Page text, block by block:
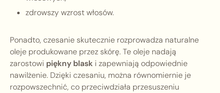
zdrowszy wzrost włosów.
Ponadto, czesanie skutecznie rozprowadza naturalne
oleje produkowane przez skórę. Te oleje nadają
zarostowi piękny blask i zapewniają odpowiednie
nawilżenie. Dzięki czesaniu, można równomiernie je
rozpowszechnić, co przeciwdziała przesuszeniu